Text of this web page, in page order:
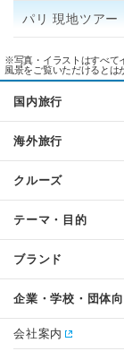
パリ 現地ツアー
※写真・イラストはすべて
風景をご覧いただけるとは
国内旅行
海外旅行
クルーズ
テーマ・目的
ブランド
企業・学校・団体
会社案内